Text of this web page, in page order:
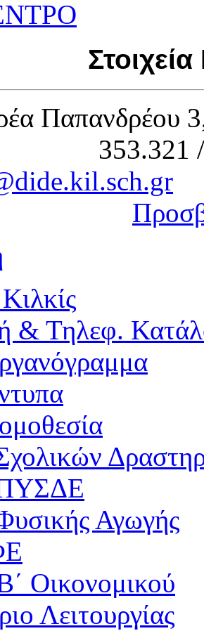
Παπανδρέου
353.321
& Τηλεφ.
Αγωγής
Οικονομικού
Λειτουργίας